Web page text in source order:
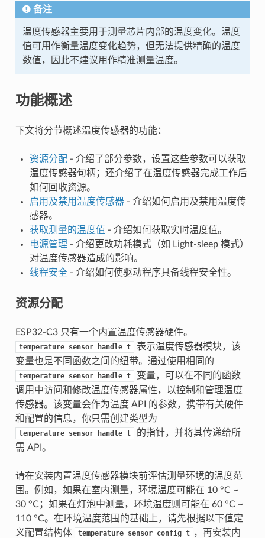
备注
温度传感器主要用于测量芯片内部的温度变化。温度
值可用作衡量温度变化趋势，但无法提供精确的温度
数值，因此不建议用作精准测量温度。
功能概述
下文将分节概述温度传感器的功能：
资源分配- 介绍了部分参数，设置这些参数可以获取
温度传感器句柄；还介绍了在温度传感器完成工作后
如何回收资源。
启用及禁用温度传感器- 介绍如何启用及禁用温度传
感器。
获取测量的温度值 - 介绍如何获取实时温度值。
电源管理 - 介绍更改功耗模式（如 Light-sleep 模式）
对温度传感器造成的影响。
线程安全- 介绍如何使驱动程序具备线程安全性。
资源分配
ESP32-C3 只有一个内置温度传感器硬件。
temperature_sensor_handle_t
表示温度传感器模块，该
变量也是不同函数之间的纽带。通过使用相同的
temperature_sensor_handle_t
变量，可以在不同的函数
调用中访问和修改温度传感器属性，以控制和管理温度
传感器。该变量会作为温度 API 的参数，携带有关硬件
和配置的信息，你只需创建类型为
temperature_sensor_handle_t
的指针，并将其传递给所
需 API。
请在安装内置温度传感器模块前评估测量环境的温度范
围。例如，如果在室内测量，环境温度可能在 10 °C ~
30 °C；如果在灯泡中测量，环境温度则可能在 60 °C ~
110 °C。在环境温度范围的基础上，请先根据以下值定
义配置结构体
temperature_sensor_config_t ，再安装内